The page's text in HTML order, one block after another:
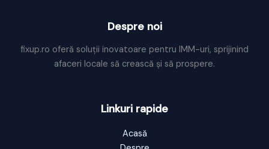
Despre noi
fixup.ro oferă soluții inovatoare pentru IMM-uri, sprijinind
afaceri locale să crească și să prospere.
Linkuri rapide
Acasă